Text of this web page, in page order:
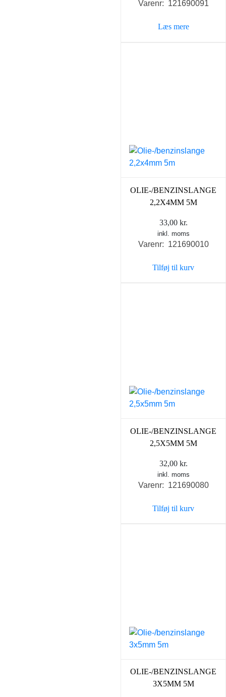
Varenr: 121690091
Læs mere
OLIE-/BENZINSLANGE
2,2X4MM 5M
33,00 kr.
inkl. moms
Varenr: 121690010
Tilføj til kurv
OLIE-/BENZINSLANGE
2,5X5MM 5M
32,00 kr.
inkl. moms
Varenr: 121690080
Tilføj til kurv
OLIE-/BENZINSLANGE
3X5MM 5M